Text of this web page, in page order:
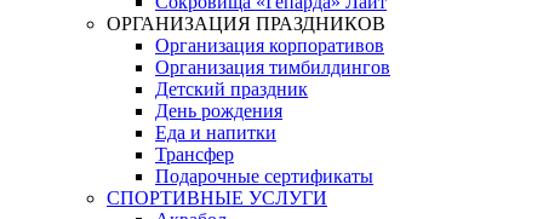
ОРГАНИЗАЦИЯ ПРАЗДНИКОВ
Организация корпоративов
Организация тимбилдингов
Детский праздник
День рождения
Еда и напитки
Трансфер
Подарочные сертификаты
СПОРТИВНЫЕ УСЛУГИ